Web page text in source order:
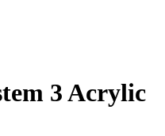
3 Acrylic